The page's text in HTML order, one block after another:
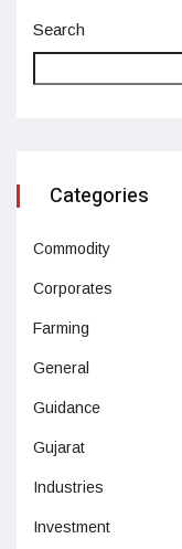
Search
Categories
Commodity
Corporates
Farming
General
Guidance
Gujarat
Industries
Investment